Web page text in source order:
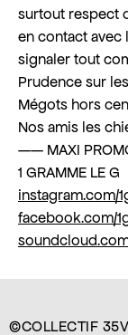
surtout respect
en contact avec
signaler tout
Prudence sur
Mégots hors
Nos amis les
—— MAXI
1 GRAMME LE G
instagram.com/
facebook.com/
©COLLECTIF